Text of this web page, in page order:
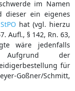
im Namen
dieser ein eigenes
hat (vgl. hierzu
Aufl., § 142, Rn. 63,
wäre jedenfalls
Aufgrund der
für
Goßner/Schmitt,